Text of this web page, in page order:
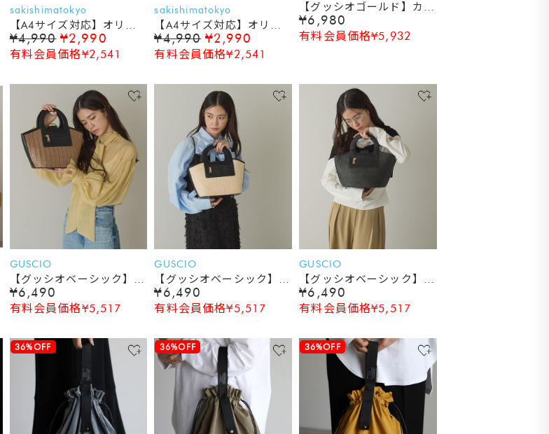
sakishimatokyo
【A4サイズ対応】オリエ
ンタル/エスニック調 カゴ
バック/かごバッグ
¥4,990 ¥2,990
有料会員価格¥2,541
sakishimatokyo
【A4サイズ対応】オリエ
ンタル/エスニック調 カゴ
バック/かごバッグ
¥4,990 ¥2,990
有料会員価格¥2,541
【グッシオゴールド】カゴ
バッグ PUレザー切り替
え Vライン ２WAY シ
¥6,980
有料会員価格¥5,932
GUSCIO
【グッシオベーシック】
PUレザー切替カゴバッグ
¥6,490
有料会員価格¥5,517
GUSCIO
【グッシオベーシック】
PUレザー切替カゴバッグ
¥6,490
有料会員価格¥5,517
GUSCIO
【グッシオベーシック】
PUレザー切替カゴバッグ
¥6,490
有料会員価格¥5,517
36%OFF 36%OFF 36%OFF